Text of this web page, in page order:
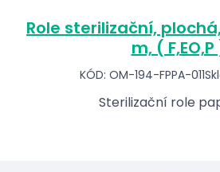
Role sterilizační,
m, ( F,EO,P
KÓD: OM-194-FPPA-011
Sterilizační role